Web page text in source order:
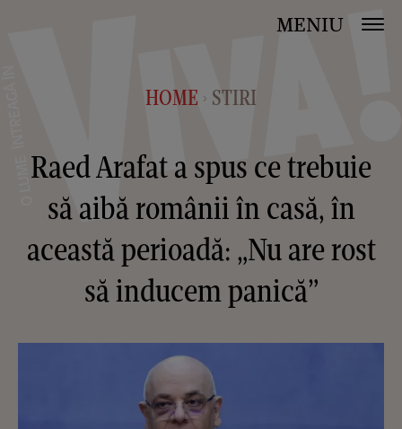
MENIU
HOME > STIRI
Raed Arafat a spus ce trebuie
să aibă românii în casă, în
această perioadă: „Nu are rost
să inducem panică”